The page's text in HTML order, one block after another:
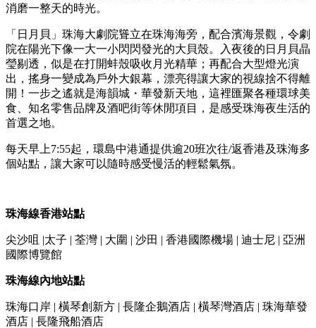
消磨一整天的時光。
「日月貝」珠海大劇院聳立在珠海海旁，配合濱海景觀，令劇
院在陽光下像一大一小閃閃發光的大貝殼。入夜後的日月貝晶
瑩剔透，似是在打開蚌殼吸收月光精華；再配合大型燈光演
出，搖身一變成為戶外大銀幕，漂亮得讓大家的視線捨不得離
開！一步之遙就是海韻城・華發新天地，這裡匯聚各種環球美
食、知名零售品牌及酒吧街等休閒項目，是感受珠海夜生活的
首選之地。
每天早上7:55起，環島中港通提供逾20班次往/返香港及珠海多
個站點，讓大家可以隨時感受慢活的輕鬆氣氛。
珠海線香港站點
尖沙咀 |太子 | 荃灣 | 大圍 | 沙田 | 香港國際機場 | 迪士尼 | 亞洲
國際博覽館
珠海線內地站點
珠海口岸 | 橫琴創新方 | 長隆企鵝酒店 | 橫琴灣酒店 | 珠海華發
酒店 | 長隆飛船酒店